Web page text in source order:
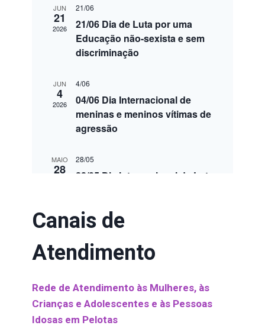
Canais de
Atendimento
Rede de Atendimento às Mulheres, às
Crianças e Adolescentes e às Pessoas
Idosas em Pelotas